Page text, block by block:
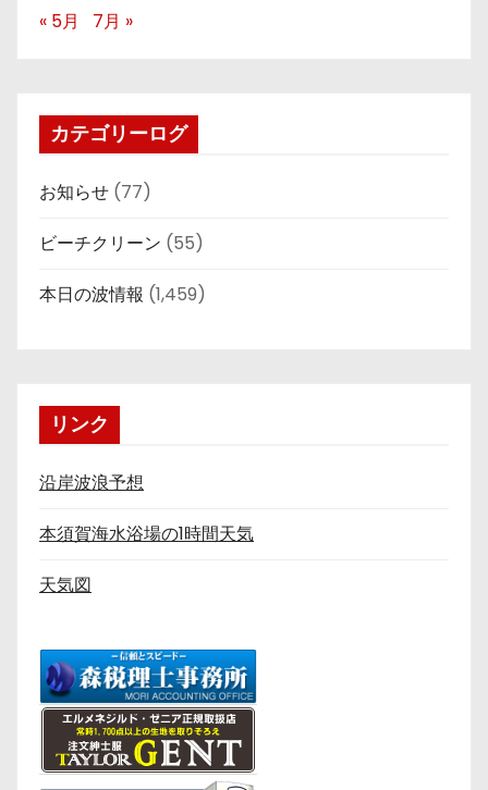
« 5月 7月 »
カテゴリーログ
お知らせ (77)
ビーチクリーン (55)
本日の波情報 (1,459)
リンク
沿岸波浪予想
本須賀海水浴場の1時間天気
天気図